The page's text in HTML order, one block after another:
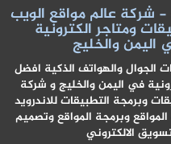
شركة عالم مواقع الويب
ومتاجر الكترونية
والخليج
الجوال والهواتف الذكية افضل
في اليمن والخليج و شركة
وبرمجة التطبيقات للاندرويد
وبرمجة المواقع وتصميم
الالكتروني